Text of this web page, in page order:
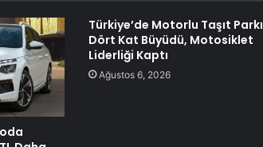
Türkiye’de Motorlu Taşıt Parkı
Dört Kat Büyüdü, Motosiklet
Liderliği Kaptı
Ağustos 6, 2026